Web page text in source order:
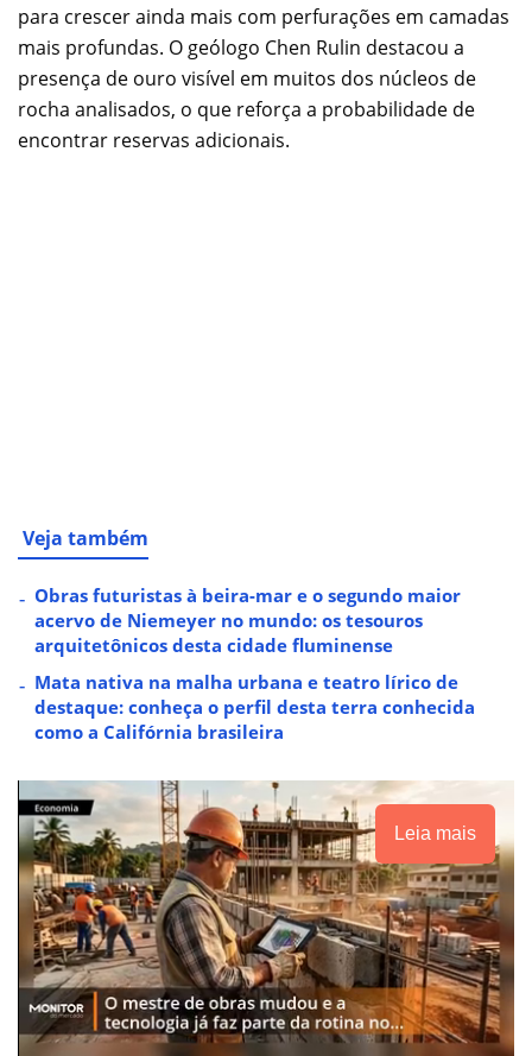
para crescer ainda mais com perfurações em camadas
mais profundas. O geólogo Chen Rulin destacou a
presença de ouro visível em muitos dos núcleos de
rocha analisados, o que reforça a probabilidade de
encontrar reservas adicionais.
Veja também
Obras futuristas à beira-mar e o segundo maior
acervo de Niemeyer no mundo: os tesouros
arquitetônicos desta cidade fluminense
Mata nativa na malha urbana e teatro lírico de
destaque: conheça o perfil desta terra conhecida
como a Califórnia brasileira
Leia mais